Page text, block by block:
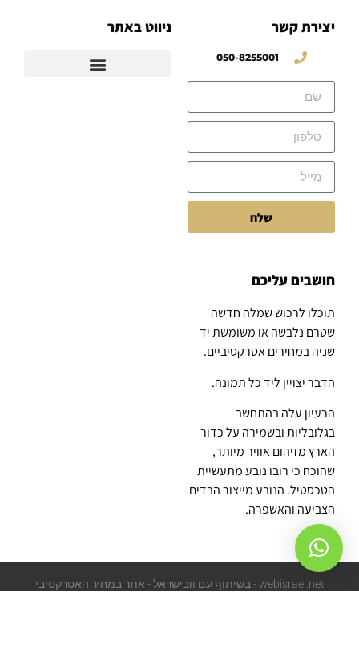
יצירת קשר
050-8255001
שלח
ניווט באתר
חושבים עליכם
תוכלו לרכוש שמלה חדשה
שטרם נלבשה או משומשת יד
שניה במחירים אטרקטיביים.
הדבר יצויין ליד כל תמונה.
הרעיון עלה בהתחשב
בגלובליות ובשמירה על כדור
הארץ מזיהום אוויר מיותר,
שהוכח כי רובו נובע מתעשיית
הטכסטיל. הנובע מייצור הבדים
הצביעה והאשפרה.
webisrael.net - בשיתוף עם וובישראל - אתר במחיר האטרקטיבי
בישראל